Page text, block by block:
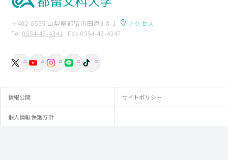
入試資料請求
お問い合わせ
〒402-8555 山梨県都留市田原3-8-1
アクセス
Tel0554-43-4341 Fax 0554-43-4347
情報公開 サイトポリシー
個人情報保護方針